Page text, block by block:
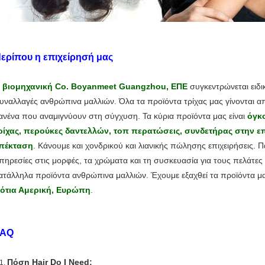
η επιχείρησή μας
βιομηχανική Co. Boyanmeet Guangzhou, ΕΠΕ συγκεντρώνεται
ανθρώπινα μαλλιών. Όλα τα προϊόντα τρίχας μας γίνονται
που αναμιγνύουν στη σύγχυση. Τα κύρια προϊόντα μας είναι
περούκες δαντελλών, τοπ περατώσεις, συνδετήρας στην
. Κάνουμε και χονδρικού και λιανικής πώλησης
στις μορφές, τα χρώματα και τη συσκευασία για τους
προϊόντα ανθρώπινα μαλλιών. Έχουμε εξαχθεί τα προϊόντα
Αμερική, Ευρώπη
Πόση Hair Do Ι Need;